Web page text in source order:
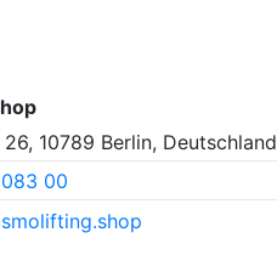
10789 Berlin, Deutschland
00